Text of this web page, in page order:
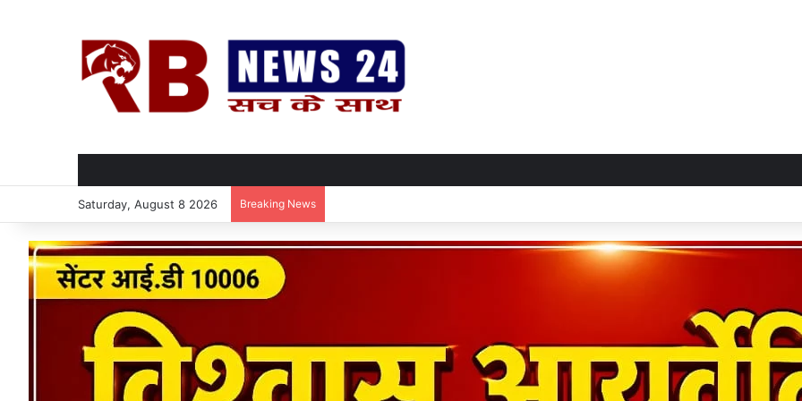
Saturday, August 8 2026 Breaking News